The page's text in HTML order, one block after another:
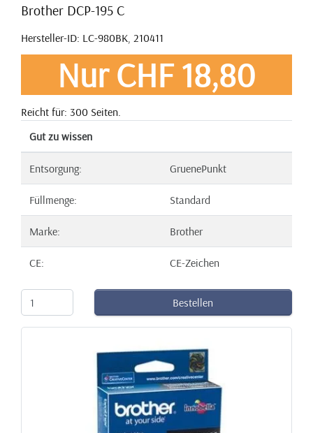
Brother DCP-195 C
Hersteller-ID: LC-980BK, 210411
Nur CHF 18,80
Reicht für: 300 Seiten.
Gut zu wissen
Entsorgung: GruenePunkt
Füllmenge: Standard
Marke: Brother
CE: CE-Zeichen
Bestellen